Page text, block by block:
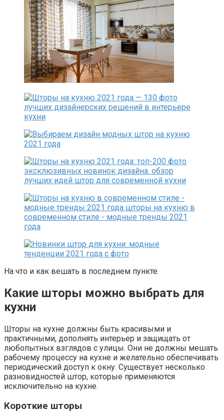
На что и как вешать в последнем пункте.
Какие шторы можно выбрать для
кухни
Шторы на кухне должны быть красивыми и
практичными, дополнять интерьер и защищать от
любопытных взглядов с улицы. Они не должны мешать
рабочему процессу на кухне и желательно обеспечивать
периодический доступ к окну. Существует несколько
разновидностей штор, которые применяются
исключительно на кухне.
Короткие шторы